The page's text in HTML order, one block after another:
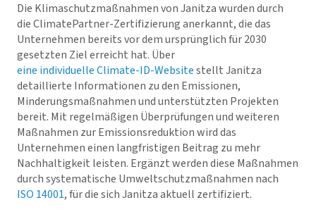
Die Klimaschutzmaßnahmen von Janitza wurden durch
die ClimatePartner-Zertifizierung anerkannt, die das
Unternehmen bereits vor dem ursprünglich für 2030
gesetzten Ziel erreicht hat. Über
eine individuelle Climate-ID-Websitestellt Janitza
detaillierte Informationen zu den Emissionen,
Minderungsmaßnahmen und unterstützten Projekten
bereit. Mit regelmäßigen Überprüfungen und weiteren
Maßnahmen zur Emissionsreduktion wird das
Unternehmen einen langfristigen Beitrag zu mehr
Nachhaltigkeit leisten. Ergänzt werden diese Maßnahmen
durch systematische Umweltschutzmaßnahmen nach
ISO 14001, für die sich Janitza aktuell zertifiziert.